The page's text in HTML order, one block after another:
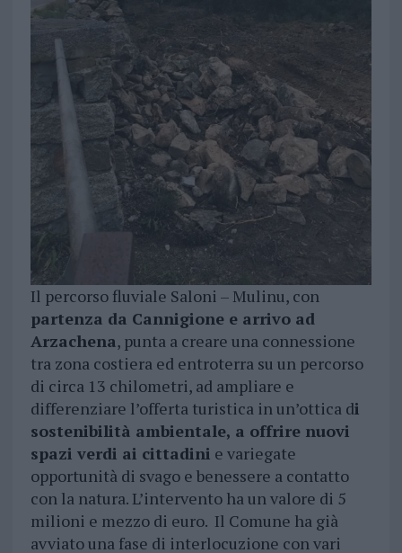
Il percorso fluviale Saloni – Mulinu, con
partenza da Cannigione e arrivo ad
Arzachena, punta a creare una connessione
tra zona costiera ed entroterra su un percorso
di circa 13 chilometri, ad ampliare e
differenziare l’offerta turistica in un’ottica di
sostenibilità ambientale, a offrire nuovi
spazi verdi ai cittadini e variegate
opportunità di svago e benessere a contatto
con la natura. L’intervento ha un valore di 5
milioni e mezzo di euro. Il Comune ha già
avviato una fase di interlocuzione con vari